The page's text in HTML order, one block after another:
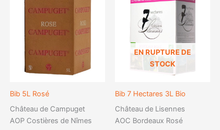
Bib 5L Rosé
Château de Campuget
AOP Costières de Nîmes
EN RUPTURE DE
STOCK
Bib 7 Hectares 3L Bio
Château de Lisennes
AOC Bordeaux Rosé